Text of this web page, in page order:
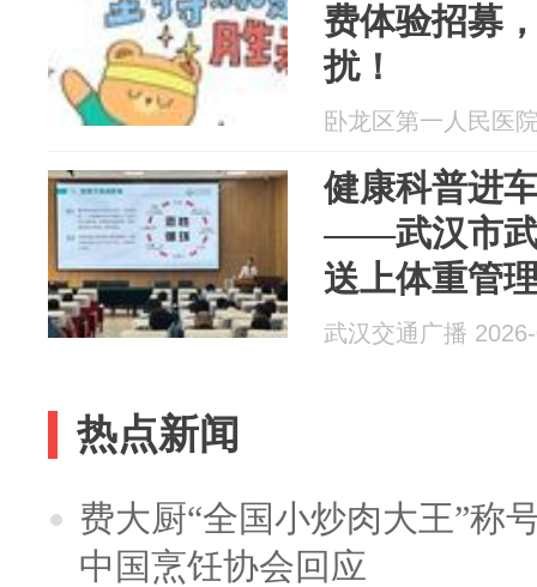
费体验招募
扰！
卧龙区第一人民医
健康科普进
——武汉市武
送上体重管
武汉交通广播
热点新闻
费大厨“全国小炒肉大王”称
中国烹饪协会回应